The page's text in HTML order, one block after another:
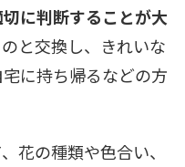
に判断することが大
と交換し、きれいな
に持ち帰るなどの方
花の種類や色合い、